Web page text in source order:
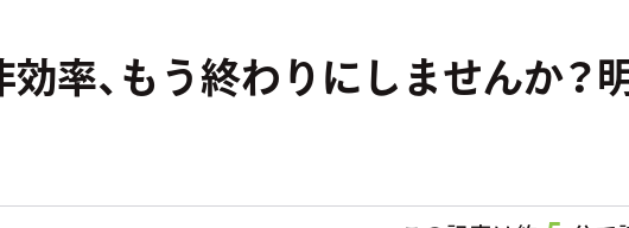
効率、もう終わりにしませんか？